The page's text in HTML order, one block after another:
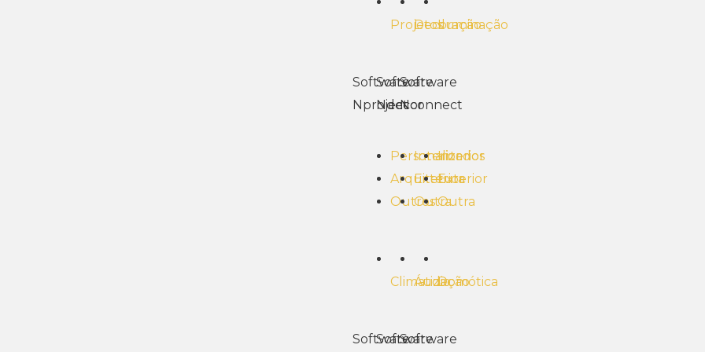
Projetos
Software
Nproject
Personalizados
Arquitetura
Outros
Climatização
Software
Decoração
Software
Ndecor
Interior
Exterior
Outra
Áudio
Software
Iluminação
Software
Nconnect
Interior
Exterior
Outra
Domótica
Software